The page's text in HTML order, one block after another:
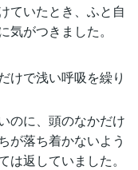
ていたとき、ふと自
がつきました。
けで浅い呼吸を繰り
のに、頭のなかだけ
が落ち着かないよう
返していました。